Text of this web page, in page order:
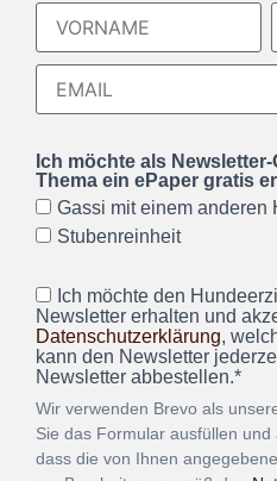
Ich möchte als
Thema ein ePaper gratis
Gassi mit einem anderen
Stubenreinheit
Ich möchte den
Newsletter erhalten und
Datenschutzerklärung,
kann den Newsletter
Newsletter abbestellen.*
Wir verwenden Brevo als
Sie das Formular ausfüllen
dass die von Ihnen